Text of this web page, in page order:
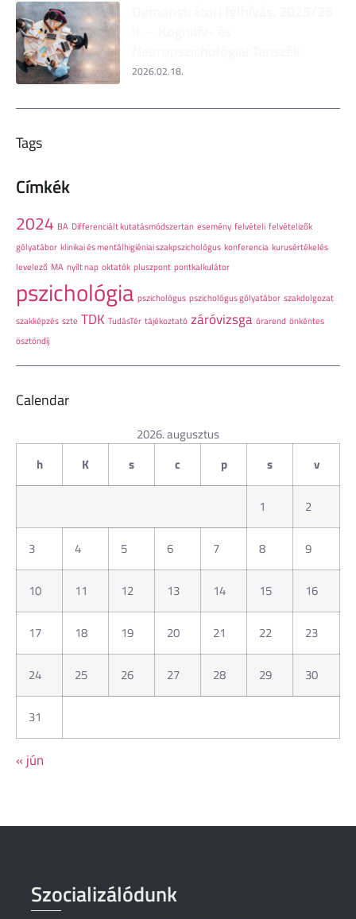
2026.02.18.
Tags
Címkék
2024 BA Differenciált kutatásmódszertan esemény felvételi felvételizők
gólyatábor klinikai és mentálhigiéniai szakpszichológus konferencia kurusértékelés
levelező MA nyílt nap oktatók pluszpont pontkalkulátor
pszichológia pszichológus pszichológus gólyatábor szakdolgozat
szakképzés szte TDK TudásTér tájékoztató záróvizsga órarend önkéntes
ösztöndíj
Calendar
2026. augusztus
h
K s c p s v
1 2
3 4 5 6 7 8 9
10 11 12 13 14 15 16
17 18 19 20 21 22 23
24 25 26 27 28 29 30
31
« jún
Szocializálódunk